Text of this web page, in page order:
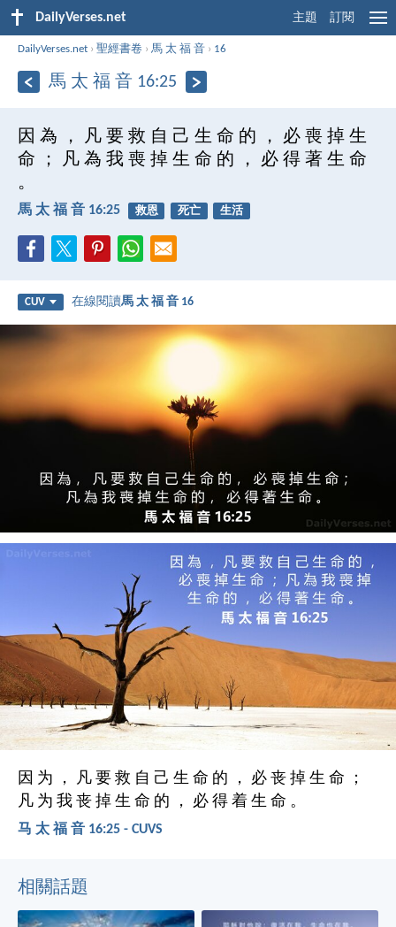
DailyVerses.net 主題 訂閱
DailyVerses.net ›聖經書卷 ›馬 太 福 音 › 16
馬 太 福 音 16:25
因 為 ， 凡 要 救 自 己 生 命 的 ， 必 喪 掉 生
命 ； 凡 為 我 喪 掉 生 命 的 ， 必 得 著 生 命
。
馬 太 福 音 16:25 救恩 死亡 生活
CUV 在線閱讀馬 太 福 音 16
因 为 ， 凡 要 救 自 己 生 命 的 ， 必 丧 掉 生 命 ；
凡 为 我 丧 掉 生 命 的 ， 必 得 着 生 命 。
马 太 福 音 16:25 - CUVS
相關話題